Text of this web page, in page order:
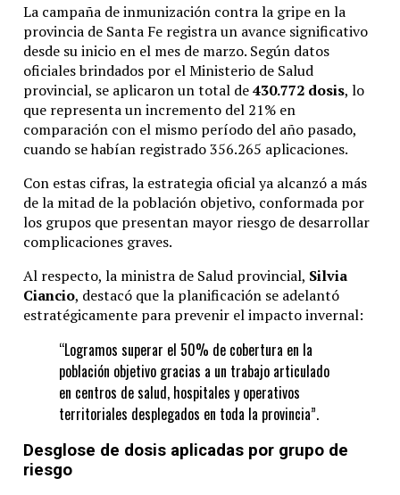
La campaña de inmunización contra la gripe en la
provincia de Santa Fe registra un avance significativo
desde su inicio en el mes de marzo. Según datos
oficiales brindados por el Ministerio de Salud
provincial, se aplicaron un total de430.772 dosis, lo
que representa un incremento del 21% en
comparación con el mismo período del año pasado,
cuando se habían registrado 356.265 aplicaciones.
Con estas cifras, la estrategia oficial ya alcanzó a más
de la mitad de la población objetivo, conformada por
los grupos que presentan mayor riesgo de desarrollar
complicaciones graves.
Al respecto, la ministra de Salud provincial, Silvia
Ciancio, destacó que la planificación se adelantó
estratégicamente para prevenir el impacto invernal:
“Logramos superar el 50% de cobertura en la
población objetivo gracias a un trabajo articulado
en centros de salud, hospitales y operativos
territoriales desplegados en toda la provincia”.
Desglose de dosis aplicadas por grupo de
riesgo